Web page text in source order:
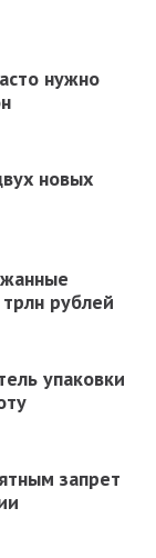
нужно
новых
рублей
упаковки
запрет